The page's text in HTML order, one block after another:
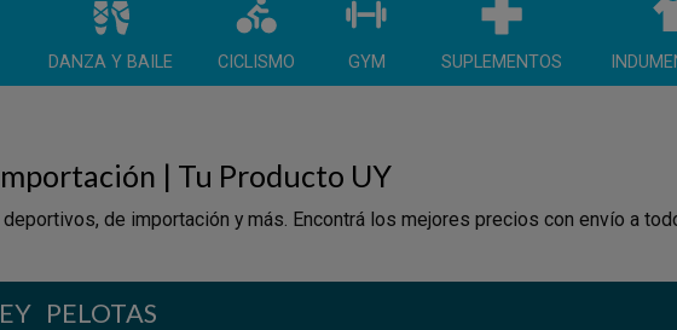
DANZA Y BAILE CICLISMO GYM SUPLEMENTOS
| Tu Producto UY
de importación y más. Encontrá los mejores precios con envío a
PELOTAS